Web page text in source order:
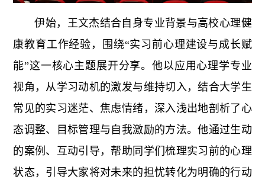
伊始，王文杰结合自身专业背景与高校心理健
康教育工作经验，围绕“实习前心理建设与成长赋
能”这一核心主题展开分享。他以应用心理学专业
视角，从学习动机的激发与维持切入，结合大学生
常见的实习迷茫、焦虑情绪，深入浅出地剖析了心
态调整、目标管理与自我激励的方法。他通过生动
的案例、互动引导，帮助同学们梳理实习前的心理
状态，引导大家将对未来的担忧转化为明确的行动